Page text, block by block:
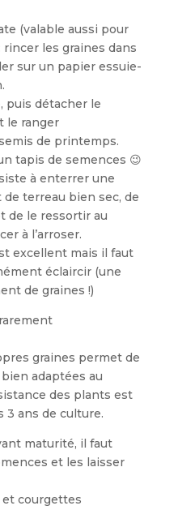
(valable aussi pour
les graines dans
sur un papier essuie-
puis détacher le
le ranger
de printemps.
tapis de semences 😉
à enterrer une
terreau bien sec, de
de le ressortir au
à l’arroser.
excellent mais il faut
éclaircir (une
de graines !)
graines permet de
adaptées au
des plants est
3 ans de culture.
maturité, il faut
et les laisser
courgettes